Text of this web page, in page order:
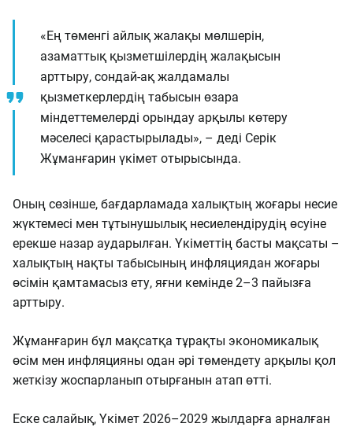
«Ең төменгі айлық жалақы мөлшерін,
азаматтық қызметшілердің жалақысын
арттыру, сондай-ақ жалдамалы
қызметкерлердің табысын өзара
міндеттемелерді орындау арқылы көтеру
мәселесі қарастырылады», – деді Серік
Жұманғарин үкімет отырысында.
Оның сөзінше, бағдарламада халықтың жоғары несие
жүктемесі мен тұтынушылық несиелендірудің өсуіне
ерекше назар аударылған. Үкіметтің басты мақсаты –
халықтың нақты табысының инфляциядан жоғары
өсімін қамтамасыз ету, яғни кемінде 2–3 пайызға
арттыру.
Жұманғарин бұл мақсатқа тұрақты экономикалық
өсім мен инфляцияны одан әрі төмендету арқылы қол
жеткізу жоспарланып отырғанын атап өтті.
Еске салайық, Үкімет 2026–2029 жылдарға арналған